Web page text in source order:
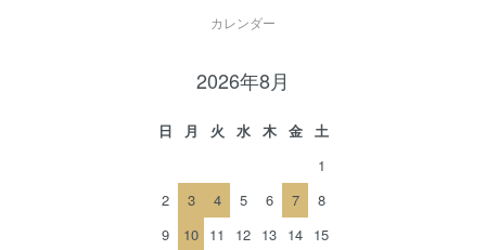
カレンダー
2026年8月
日 月 火 水 木 金
土
1
2
3 4 5 6 7
8
9
10 11 12 13 14 15